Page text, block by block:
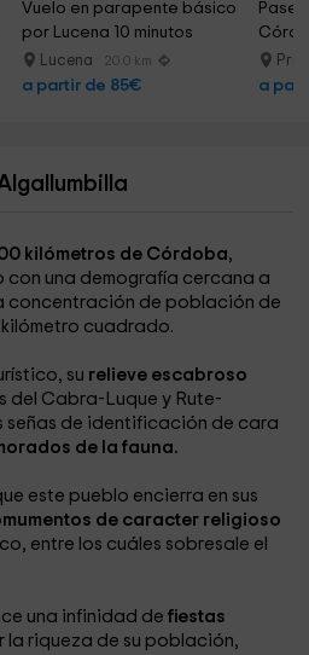
Vuelo en parapente básico
por Lucena 10 minutos
Lucena 20.0 km
a partir de 85€
1h
a
kilómetros de Córdoba,
con una demografía cercana a
concentración de población de
cuadrado.
su relieve escabroso
del Cabra-Luque y Rute-
señas de identificación de cara
de la fauna.
este pueblo encierra en sus
de caracter religioso
entre los cuáles sobresale el
una infinidad de fiestas
la riqueza de su población,